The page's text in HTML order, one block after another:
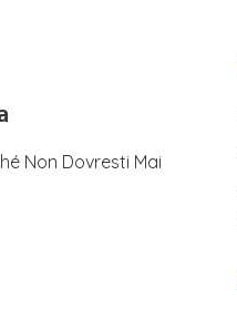
Non Dovresti Mai